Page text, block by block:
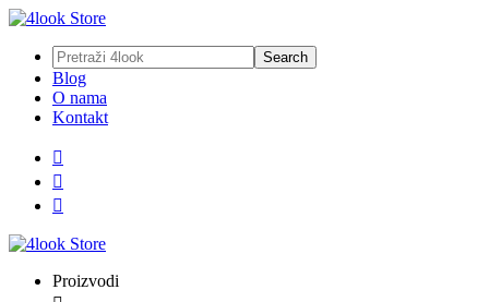
Blog
O nama
Kontakt



Proizvodi